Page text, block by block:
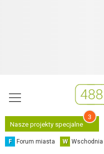
Nasze projekty specjalne
3
F Forum miasta W Wschodnia